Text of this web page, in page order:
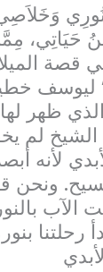
حَيَاتِي،
1:27) وفي قصة
ليوسف
ظهر
لم
لأنه
ونحن
بالنور
رحلتنا